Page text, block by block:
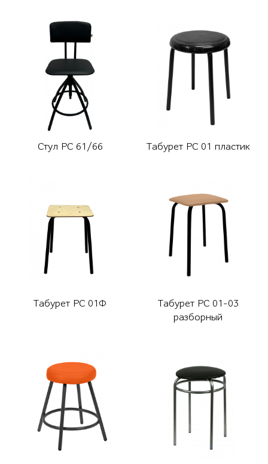
Стул РС 61/66 Табурет РС 01 пластик
Табурет РС 01Ф
Табурет РС 01-03
разборный